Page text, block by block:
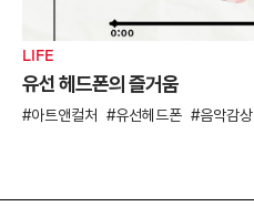
LIFE
유선 헤드폰의 즐거움
아트앤컬처 유선헤드폰 음악감상